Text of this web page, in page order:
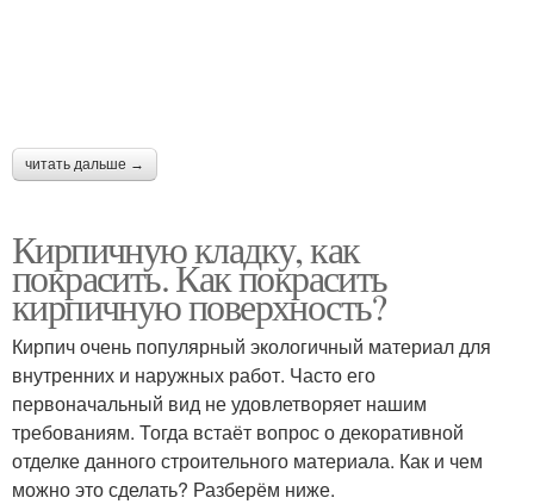
читать дальше →
Кирпичную кладку, как
покрасить. Как покрасить
кирпичную поверхность?
Кирпич очень популярный экологичный материал для
внутренних и наружных работ. Часто его
первоначальный вид не удовлетворяет нашим
требованиям. Тогда встаёт вопрос о декоративной
отделке данного строительного материала. Как и чем
можно это сделать? Разберём ниже.